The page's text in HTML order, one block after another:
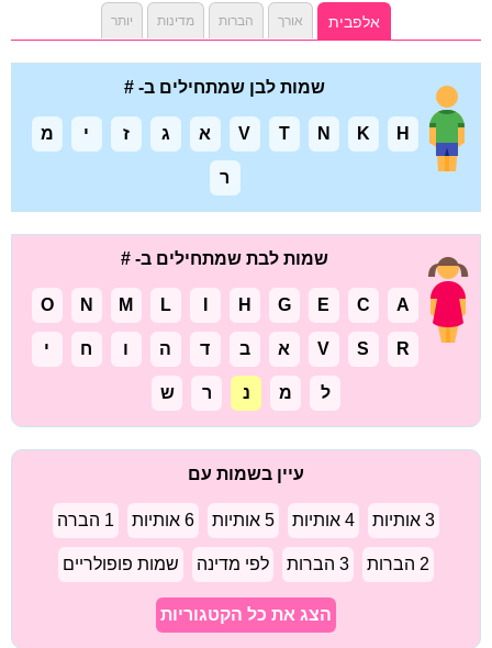
אלפבית אורך הברות מדינות יותר
שמות לבן שמתחילים ב- #
H
K
N
T
V א ג ז י מ
ר
שמות לבת שמתחילים ב- #
A
C
E
G
H
L
M
N
O
R
S
V א ב ד ה ו ח י
ל מ נ ר ש
עיין בשמות עם
3 אותיות 4 אותיות 5 אותיות 6 אותיות 1 הברה
2 הברות 3 הברות לפי מדינה שמות פופולריים
הצג את כל הקטגוריות